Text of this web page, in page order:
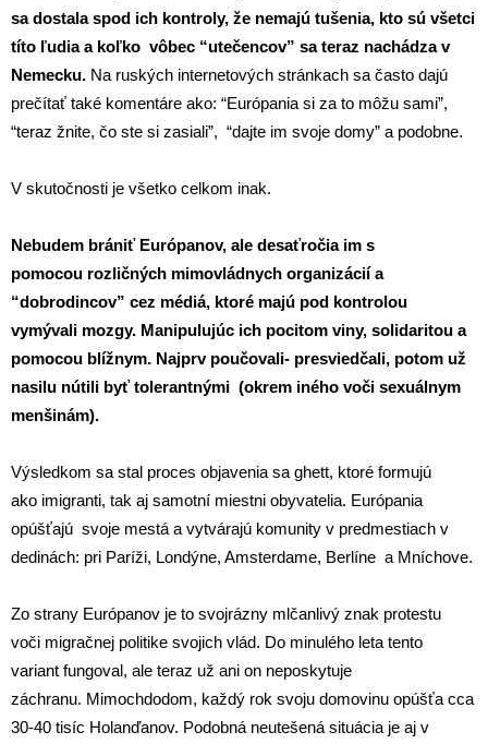
sa dostala spod ich kontroly, že nemajú tušenia, kto sú všetci
títo ľudia a koľko vôbec “utečencov” sa teraz nachádza v
Nemecku. Na ruských internetových stránkach sa často dajú
prečítať také komentáre ako: “Európania si za to môžu sami”,
“teraz žnite, čo ste si zasiali”, “dajte im svoje domy” a podobne.
V skutočnosti je všetko celkom inak.
Nebudem brániť Európanov, ale desaťročia im s
pomocou rozličných mimovládnych organizácií a
“dobrodincov” cez médiá, ktoré majú pod kontrolou
vymývali mozgy. Manipulujúc ich pocitom viny, solidaritou a
pomocou blížnym. Najprv poučovali- presviedčali, potom už
nasilu nútili byť tolerantnými (okrem iného voči sexuálnym
menšinám).
Výsledkom sa stal proces objavenia sa ghett, ktoré formujú
ako imigranti, tak aj samotní miestni obyvatelia. Európania
opúšťajú svoje mestá a vytvárajú komunity v predmestiach v
dedinách: pri Paríži, Londýne, Amsterdame, Berlíne a Mníchove.
Zo strany Európanov je to svojrázny mlčanlivý znak protestu
voči migračnej politike svojich vlád. Do minulého leta tento
variant fungoval, ale teraz už ani on neposkytuje
záchranu. Mimochdodom, každý rok svoju domovinu opúšťa cca
30-40 tisíc Holanďanov. Podobná neutešená situácia je aj v